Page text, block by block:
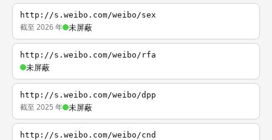
http://s.weibo.com/weibo/sex
截至 2026 年 未屏蔽
http://s.weibo.com/weibo/rfa
未屏蔽
http://s.weibo.com/weibo/dpp
截至 2025 年 未屏蔽
http://s.weibo.com/weibo/cnd